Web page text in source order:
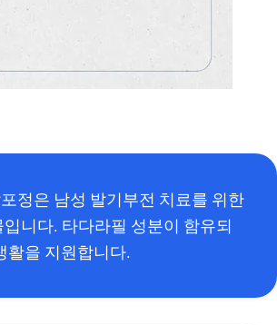
정은 남성 발기부전 치료를 위한
니다. 타다라필 성분이 함유되
활을 지원합니다.